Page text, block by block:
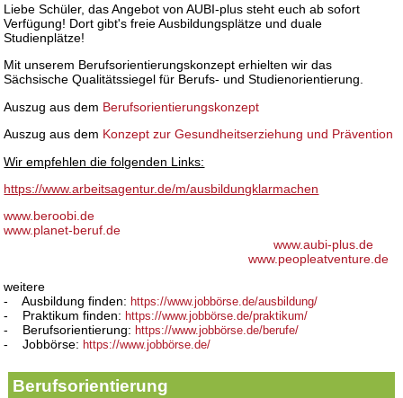
Liebe Schüler, das Angebot von AUBI-plus steht euch ab sofort
Verfügung! Dort gibt's freie Ausbildungsplätze und duale
Studienplätze!
Mit unserem Berufsorientierungskonzept erhielten wir das
Sächsische Qualitätssiegel für Berufs- und Studienorientierung.
Auszug aus dem Berufsorientierungskonzept
Auszug aus dem Konzept zur Gesundheitserziehung und Prävention
Wir empfehlen die folgenden Links:
https://www.arbeitsagentur.de/m/ausbildungklarmachen
www.beroobi.de
www.planet-beruf.de
www.aubi-plus.de
www.peopleatventure.de
weitere
- Ausbildung finden: https://www.jobbörse.de/ausbildung/
- Praktikum finden: https://www.jobbörse.de/praktikum/
- Berufsorientierung: https://www.jobbörse.de/berufe/
- Jobbörse: https://www.jobbörse.de/
Berufsorientierung